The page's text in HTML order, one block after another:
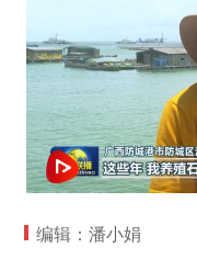
编辑：潘小娟